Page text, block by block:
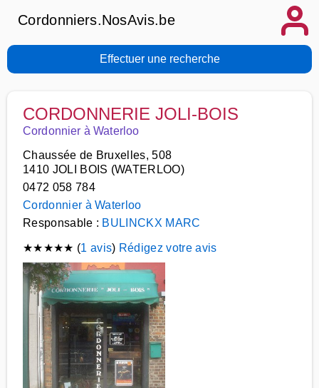
Cordonniers.NosAvis.be
Effectuer une recherche
CORDONNERIE JOLI-BOIS
Cordonnier à Waterloo
Chaussée de Bruxelles, 508
1410 JOLI BOIS (WATERLOO)
0472 058 784
Cordonnier à Waterloo
Responsable : BULINCKX MARC
★★★★★ (1 avis) Rédigez votre avis